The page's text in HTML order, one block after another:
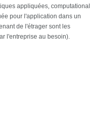
appliquées, computational
pour l'application dans un
de l'étrager sont les
l'entreprise au besoin).